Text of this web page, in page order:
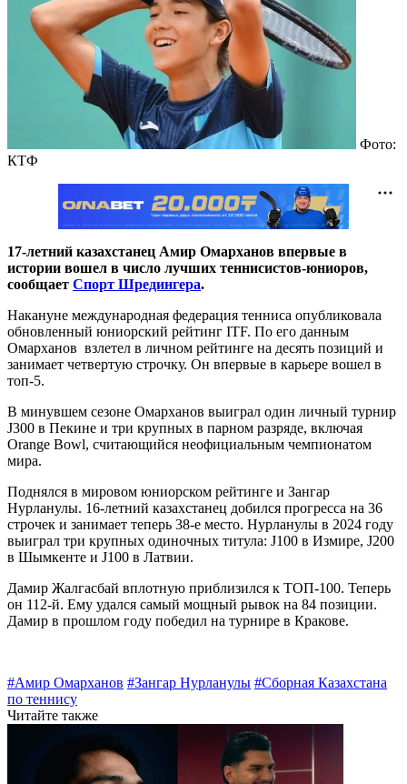
Фото:
КТФ
17-летний казахстанец Амир Омарханов впервые в
истории вошел в число лучших теннисистов-юниоров,
сообщает Спорт Шредингера.
Накануне международная федерация тенниса опубликовала
обновленный юниорский рейтинг ITF. По его данным
Омарханов взлетел в личном рейтинге на десять позиций и
занимает четвертую строчку. Он впервые в карьере вошел в
топ-5.
В минувшем сезоне Омарханов выиграл один личный турнир
J300 в Пекине и три крупных в парном разряде, включая
Orange Bowl, считающийся неофициальным чемпионатом
мира.
Поднялся в мировом юниорском рейтинге и Зангар
Нурланулы. 16-летний казахстанец добился прогресса на 36
строчек и занимает теперь 38-е место. Нурланулы в 2024 году
выиграл три крупных одиночных титула: J100 в Измире, J200
в Шымкенте и J100 в Латвии.
​Дамир Жалгасбай вплотную приблизился к ТОП-100. Теперь
он 112-й. Ему удался самый мощный рывок на 84 позиции.
Дамир в прошлом году победил на турнире в Кракове.
#Амир Омарханов #Зангар Нурланулы #Сборная Казахстана
по теннису
Читайте также